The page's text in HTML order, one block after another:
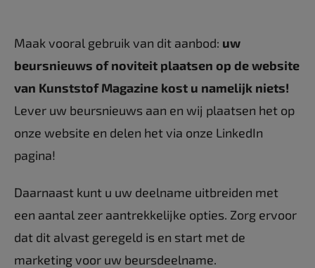
Maak vooral gebruik van dit aanbod: uw
beursnieuws of noviteit plaatsen op de website
van Kunststof Magazine kost u namelijk niets!
Lever uw beursnieuws aan en wij plaatsen het op
onze website en delen het via onze LinkedIn
pagina!
Daarnaast kunt u uw deelname uitbreiden met
een aantal zeer aantrekkelijke opties. Zorg ervoor
dat dit alvast geregeld is en start met de
marketing voor uw beursdeelname.